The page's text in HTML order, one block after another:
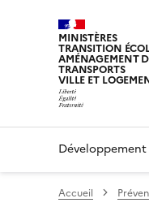
MINISTÈRES
TRANSITION
AMÉNAGEMENT
TRANSPORTS
VILLE ET
Accueil